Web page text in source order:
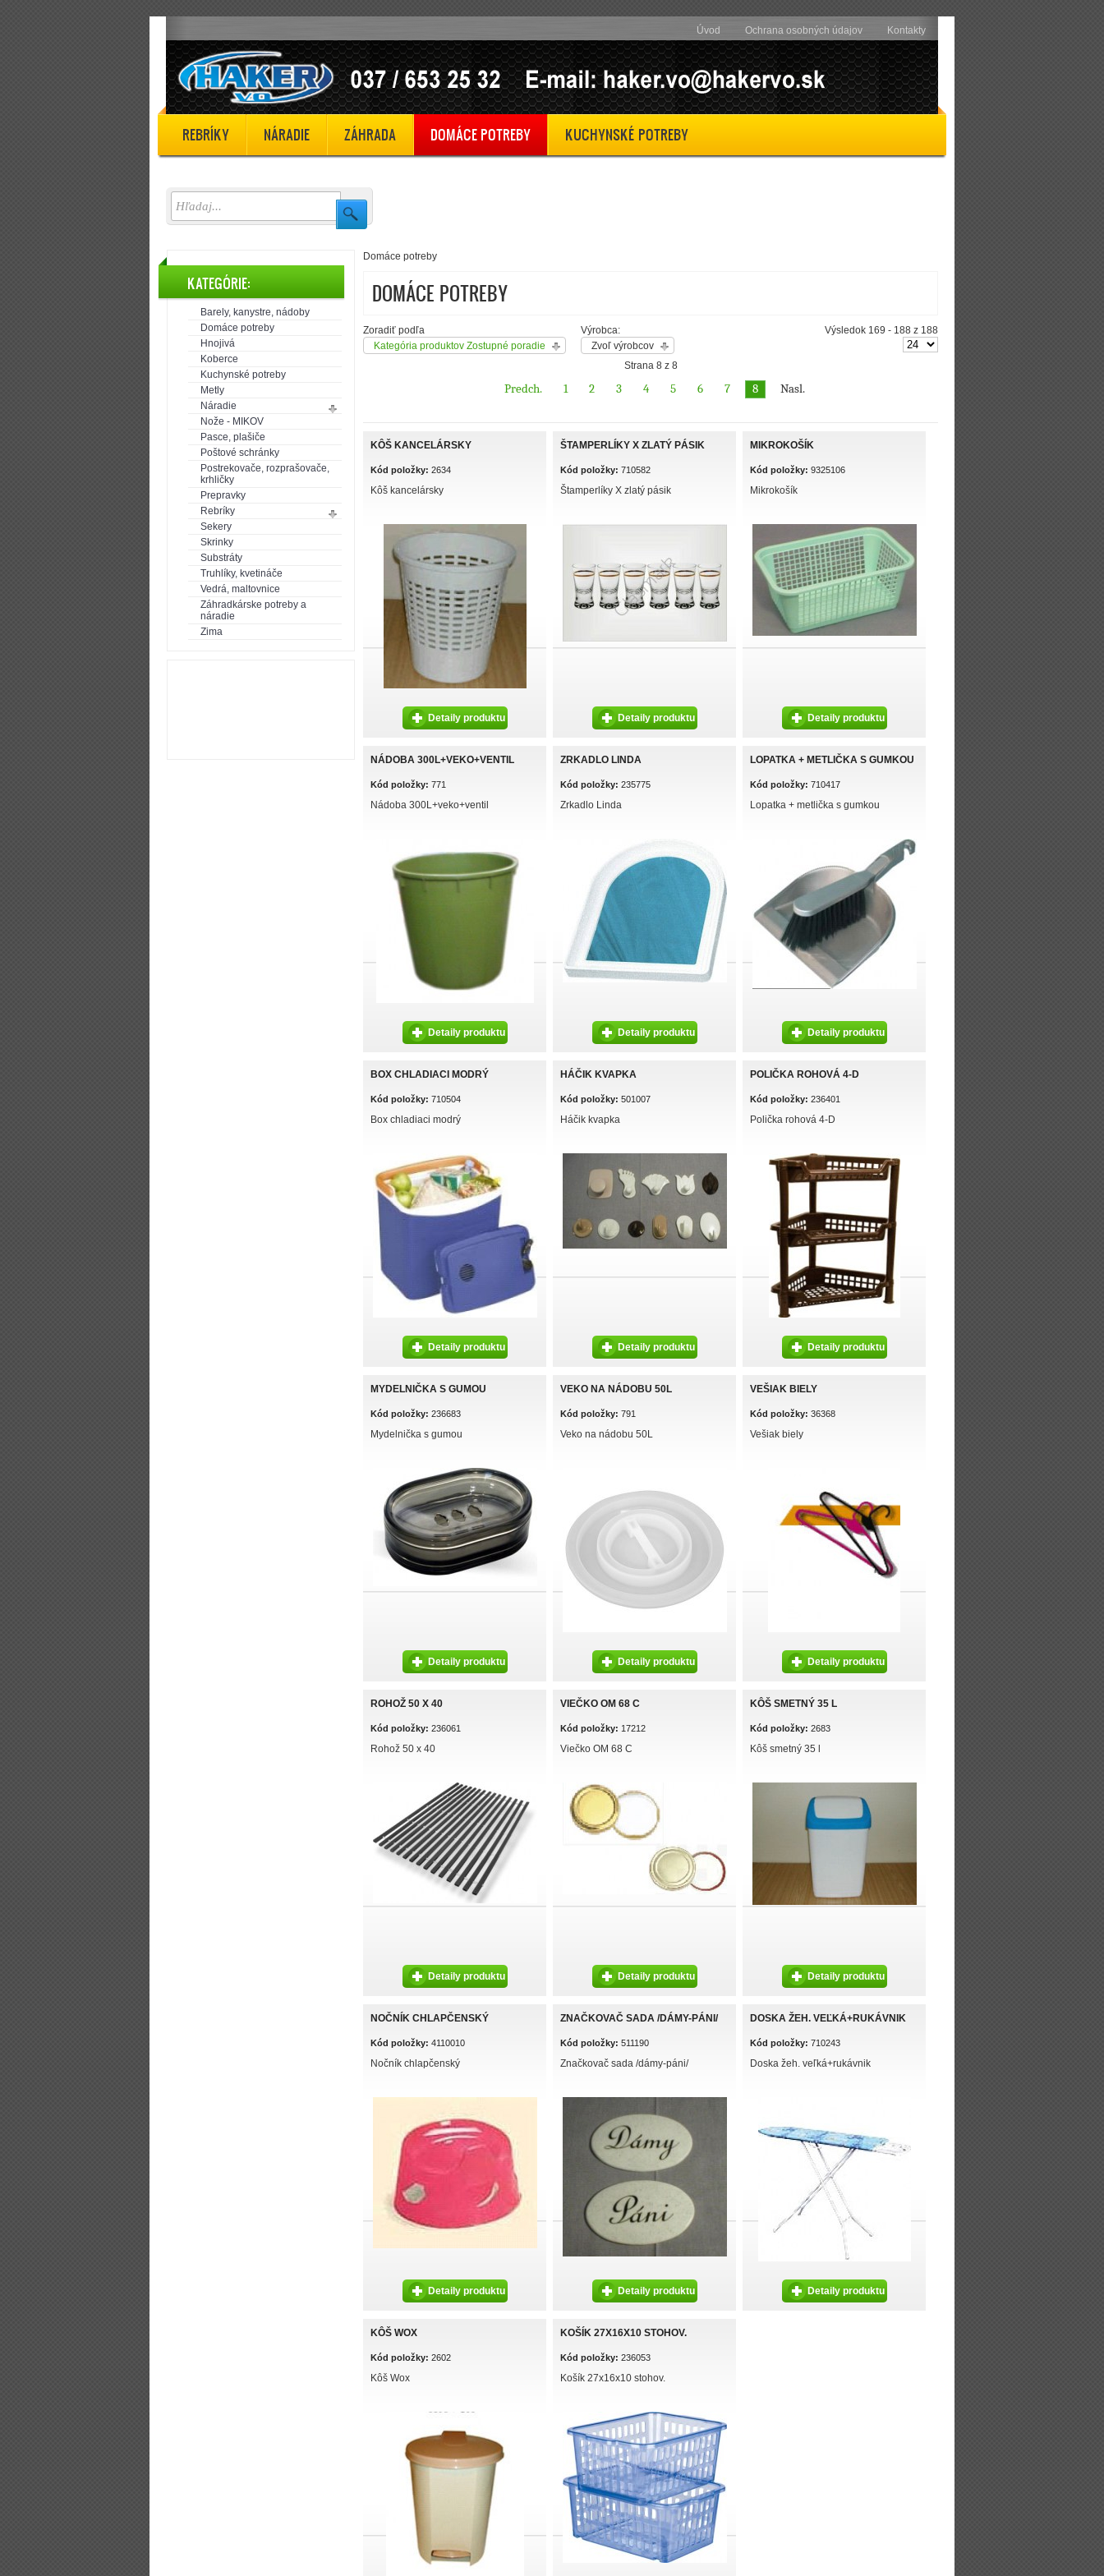
Úvod Ochrana osobných údajov Kontakty
REBRÍKY NÁRADIE ZÁHRADA DOMÁCE POTREBY KUCHYNSKÉ POTREBY
KATEGÓRIE:
Barely, kanystre, nádoby
Domáce potreby
Hnojivá
Koberce
Kuchynské potreby
Metly
Náradie
Nože - MIKOV
Pasce, plašiče
Poštové schránky
Postrekovače, rozprašovače,
krhličky
Prepravky
Rebríky
Sekery
Skrinky
Substráty
Truhlíky, kvetináče
Vedrá, maltovnice
Záhradkárske potreby a
náradie
Zima
Domáce potreby
DOMÁCE POTREBY
Zoradiť podľa
Kategória produktov Zostupné poradie
Výrobca:
Zvoľ výrobcov
Výsledok 169 - 188 z 188
Strana 8 z 8
Predch. 1 2 3 4 5 6 7 8 Nasl.
KÔŠ KANCELÁRSKY
Kód položky: 2634
Kôš kancelársky
Detaily produktu
ŠTAMPERLÍKY X ZLATÝ PÁSIK
Kód položky: 710582
Štamperlíky X zlatý pásik
Detaily produktu
MIKROKOŠÍK
Kód položky: 9325106
Mikrokošík
Detaily produktu
NÁDOBA 300L+VEKO+VENTIL
Kód položky: 771
Nádoba 300L+veko+ventil
Detaily produktu
ZRKADLO LINDA
Kód položky: 235775
Zrkadlo Linda
Detaily produktu
LOPATKA + METLIČKA S GUMKOU
Kód položky: 710417
Lopatka + metlička s gumkou
Detaily produktu
BOX CHLADIACI MODRÝ
Kód položky: 710504
Box chladiaci modrý
Detaily produktu
HÁČIK KVAPKA
Kód položky: 501007
Háčik kvapka
Detaily produktu
POLIČKA ROHOVÁ 4-D
Kód položky: 236401
Polička rohová 4-D
Detaily produktu
MYDELNIČKA S GUMOU
Kód položky: 236683
Mydelnička s gumou
Detaily produktu
VEKO NA NÁDOBU 50L
Kód položky: 791
Veko na nádobu 50L
Detaily produktu
VEŠIAK BIELY
Kód položky: 36368
Vešiak biely
Detaily produktu
ROHOŽ 50 X 40
Kód položky: 236061
Rohož 50 x 40
Detaily produktu
VIEČKO OM 68 C
Kód položky: 17212
Viečko OM 68 C
Detaily produktu
KÔŠ SMETNÝ 35 L
Kód položky: 2683
Kôš smetný 35 l
Detaily produktu
NOČNÍK CHLAPČENSKÝ
Kód položky: 4110010
Nočník chlapčenský
Detaily produktu
ZNAČKOVAČ SADA /DÁMY-PÁNI/
Kód položky: 511190
Značkovač sada /dámy-páni/
Detaily produktu
DOSKA ŽEH. VEĽKÁ+RUKÁVNIK
Kód položky: 710243
Doska žeh. veľká+rukávnik
Detaily produktu
KÔŠ WOX
Kód položky: 2602
Kôš Wox
KOŠÍK 27X16X10 STOHOV.
Kód položky: 236053
Košík 27x16x10 stohov.